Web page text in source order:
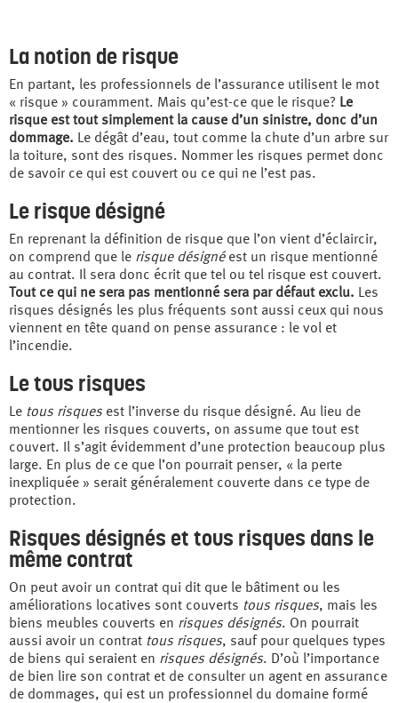
La notion de risque
En partant, les professionnels de l’assurance utilisent le mot
« risque » couramment. Mais qu’est-ce que le risque? Le
risque est tout simplement la cause d’un sinistre, donc d’un
dommage. Le dégât d’eau, tout comme la chute d’un arbre sur
la toiture, sont des risques. Nommer les risques permet donc
de savoir ce qui est couvert ou ce qui ne l’est pas.
Le risque désigné
En reprenant la définition de risque que l’on vient d’éclaircir,
on comprend que le risque désignéest un risque mentionné
au contrat. Il sera donc écrit que tel ou tel risque est couvert.
Tout ce qui ne sera pas mentionné sera par défaut exclu. Les
risques désignés les plus fréquents sont aussi ceux qui nous
viennent en tête quand on pense assurance : le vol et
l’incendie.
Le tous risques
Le tous risquesest l’inverse du risque désigné. Au lieu de
mentionner les risques couverts, on assume que tout est
couvert. Il s’agit évidemment d’une protection beaucoup plus
large. En plus de ce que l’on pourrait penser, « la perte
inexpliquée » serait généralement couverte dans ce type de
protection.
Risques désignés et tous risques dans le
même contrat
On peut avoir un contrat qui dit que le bâtiment ou les
améliorations locatives sont couverts tous risques, mais les
biens meubles couverts en risques désignés. On pourrait
aussi avoir un contrat tous risques, sauf pour quelques types
de biens qui seraient en risques désignés. D’où l’importance
de bien lire son contrat et de consulter un agent en assurance
de dommages, qui est un professionnel du domaine formé